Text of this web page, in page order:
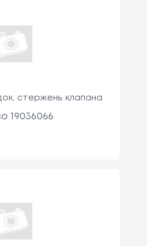
стержень клапана
19036066